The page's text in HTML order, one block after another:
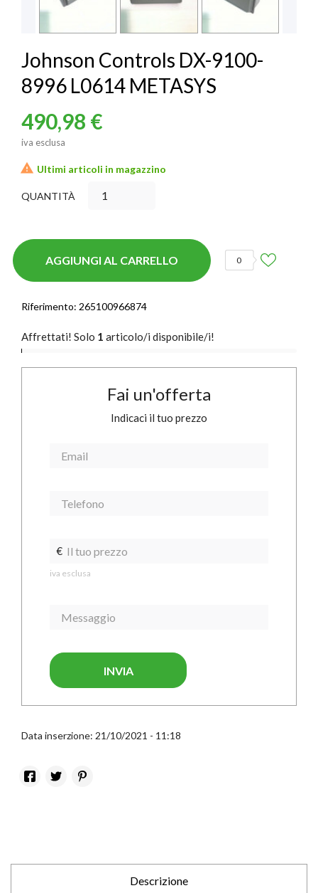
Johnson Controls DX-9100-
8996 L0614 METASYS
490,98 €
iva esclusa
 Ultimi articoli in magazzino
QUANTITÀ
AGGIUNGI AL CARRELLO 0
Riferimento: 265100966874
Affrettati! Solo 1 articolo/i disponibile/i!
Fai un'offerta
Indicaci il tuo prezzo
€
iva esclusa
INVIA
Data inserzione: 21/10/2021 - 11:18
Descrizione